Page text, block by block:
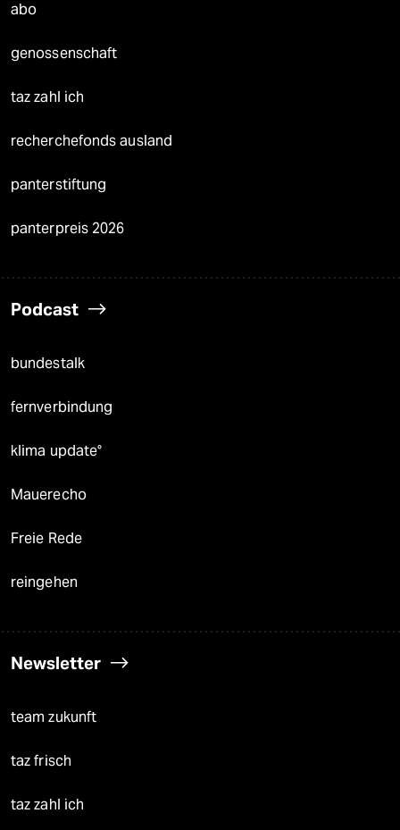
abo
genossenschaft
taz zahl ich
recherchefonds ausland
panterstiftung
panterpreis 2026
Podcast
bundestalk
fernverbindung
klima update°
Mauerecho
Freie Rede
reingehen
Newsletter
team zukunft
taz frisch
taz zahl ich